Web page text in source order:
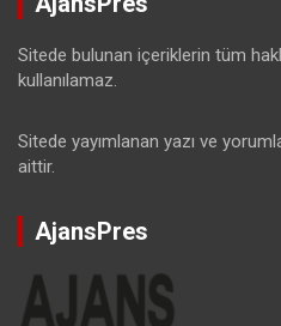
Sitede bulunan içeriklerin tüm
kullanılamaz.
Sitede yayımlanan yazı ve
aittir.
AjansPres